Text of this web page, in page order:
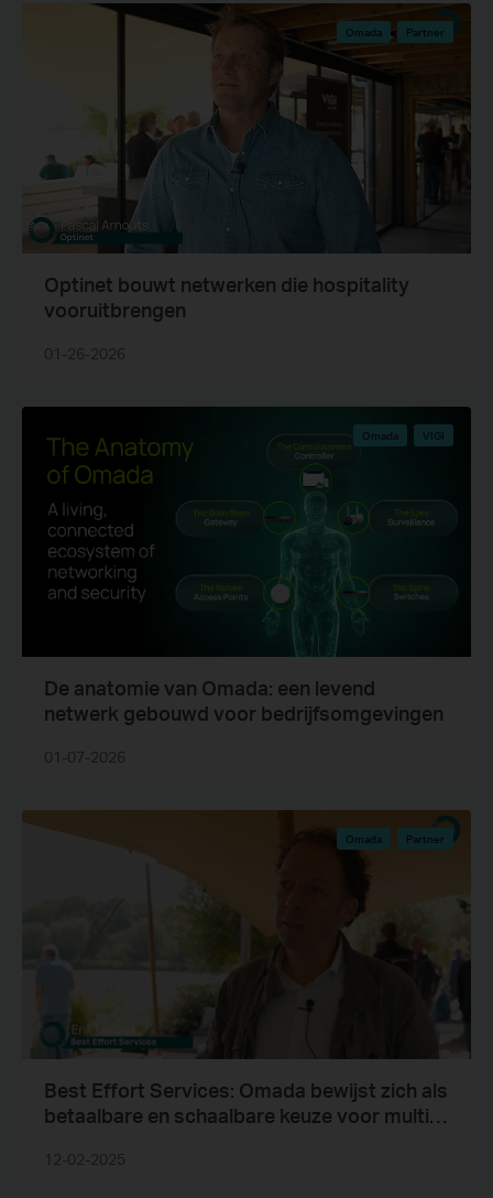
Omada Partner
Optinet bouwt netwerken die hospitality
vooruitbrengen
01-26-2026
Omada VIGI
De anatomie van Omada: een levend
netwerk gebouwd voor bedrijfsomgevingen
01-07-2026
Omada Partner
Best Effort Services: Omada bewijst zich als
betaalbare en schaalbare keuze voor multi-
12-02-2025